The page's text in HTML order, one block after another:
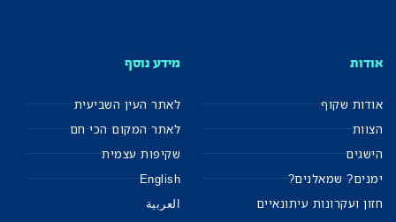
אודות
אודות שקוף
הצוות
הישגים
ימנים? שמאלנים?
חזון ועקרונות עיתונאיים
מידע נוסף
לאתר העין השביעית
לאתר המקום הכי חם
שקיפות עצמית
English
العربية